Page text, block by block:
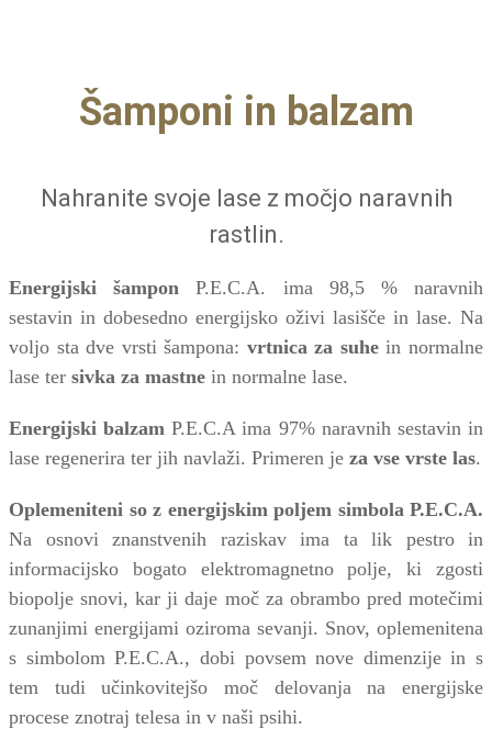
Šamponi in balzam
Nahranite svoje lase z močjo naravnih
rastlin.
Energijski šampon P.E.C.A. ima 98,5 % naravnih
sestavin in dobesedno energijsko oživi lasišče in lase. Na
voljo sta dve vrsti šampona: vrtnica za suhein normalne
lase ter sivka za mastne in normalne lase.
Energijski balzam P.E.C.A ima 97% naravnih sestavin in
lase regenerira ter jih navlaži. Primeren je za vse vrste las.
Oplemeniteni so z energijskim poljem simbola P.E.C.A.
Na osnovi znanstvenih raziskav ima ta lik pestro in
informacijsko bogato elektromagnetno polje, ki zgosti
biopolje snovi, kar ji daje moč za obrambo pred motečimi
zunanjimi energijami oziroma sevanji. Snov, oplemenitena
s simbolom P.E.C.A., dobi povsem nove dimenzije in s
tem tudi učinkovitejšo moč delovanja na energijske
procese znotraj telesa in v naši psihi.